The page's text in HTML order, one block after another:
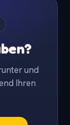
und
Ihren